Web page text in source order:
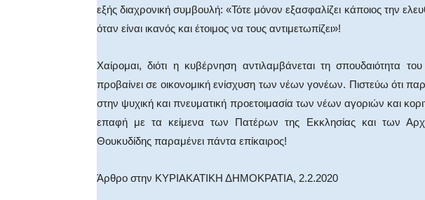
εξής διαχρονική συμβουλή: «Τότε μόνον εξασφαλίζει κάποιος την
όταν είναι ικανός και έτοιμος να τους αντιμετωπίζει»!
Χαίρομαι, διότι η κυβέρνηση αντιλαμβάνεται τη σπουδαιότητα
προβαίνει σε οικονομική ενίσχυση των νέων γονέων. Πιστεύω ότι
στην ψυχική και πνευματική προετοιμασία των νέων αγοριών και
επαφή με τα κείμενα των Πατέρων της Εκκλησίας και των
Θουκυδίδης παραμένει πάντα επίκαιρος!
Άρθρο στην ΚΥΡΙΑΚΑΤΙΚΗ ΔΗΜΟΚΡΑΤΙΑ, 2.2.2020